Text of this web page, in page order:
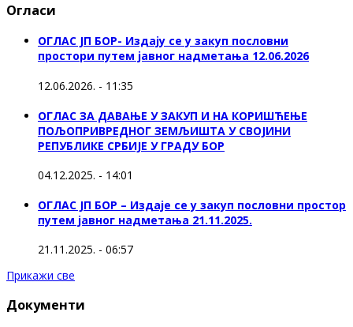
Огласи
ОГЛАС ЈП БОР- Издају се у закуп пословни
простори путем јавног надметања 12.06.2026
12.06.2026. - 11:35
ОГЛАС ЗА ДАВАЊЕ У ЗАКУП И НА КОРИШЋЕЊЕ
ПОЉОПРИВРЕДНОГ ЗЕМЉИШТА У СВОЈИНИ
РЕПУБЛИКЕ СРБИЈЕ У ГРАДУ БОР
04.12.2025. - 14:01
ОГЛАС ЈП БОР – Издаје се у закуп пословни простор
путем јавног надметања 21.11.2025.
21.11.2025. - 06:57
Прикажи све
Документи